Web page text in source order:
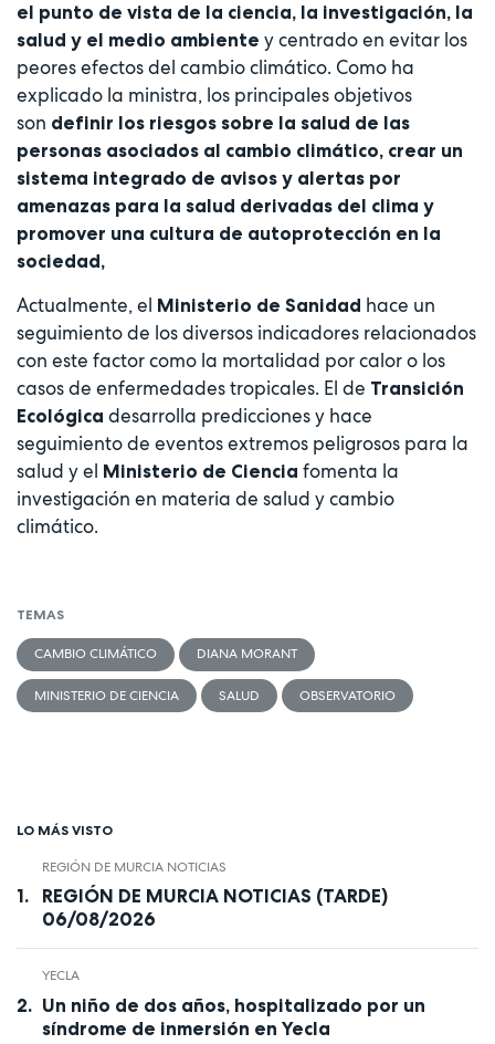
el punto de vista de la ciencia, la investigación, la
salud y el medio ambiente y centrado en evitar los
peores efectos del cambio climático. Como ha
explicado la ministra, los principales objetivos
son definir los riesgos sobre la salud de las
personas asociados al cambio climático, crear un
sistema integrado de avisos y alertas por
amenazas para la salud derivadas del clima y
promover una cultura de autoprotección en la
sociedad,
Actualmente, el Ministerio de Sanidad hace un
seguimiento de los diversos indicadores relacionados
con este factor como la mortalidad por calor o los
casos de enfermedades tropicales. El de Transición
Ecológica desarrolla predicciones y hace
seguimiento de eventos extremos peligrosos para la
salud y el Ministerio de Ciencia fomenta la
investigación en materia de salud y cambio
climático.
TEMAS
CAMBIO CLIMÁTICO DIANA MORANT
MINISTERIO DE CIENCIA SALUD OBSERVATORIO
LO MÁS VISTO
REGIÓN DE MURCIA NOTICIAS
REGIÓN DE MURCIA NOTICIAS (TARDE)
06/08/2026
YECLA
Un niño de dos años, hospitalizado por un
síndrome de inmersión en Yecla